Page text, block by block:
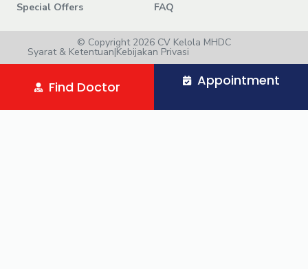
Special Offers
FAQ
© Copyright 2026 CV Kelola MHDC
Syarat & Ketentuan|Kebijakan Privasi
Find Doctor Appointment